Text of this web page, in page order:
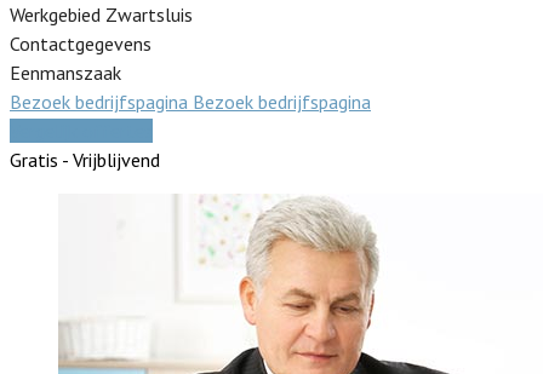
Werkgebied Zwartsluis
Contactgegevens
Eenmanszaak
Bezoek bedrijfspagina Bezoek bedrijfspagina
Gratis - Vrijblijvend